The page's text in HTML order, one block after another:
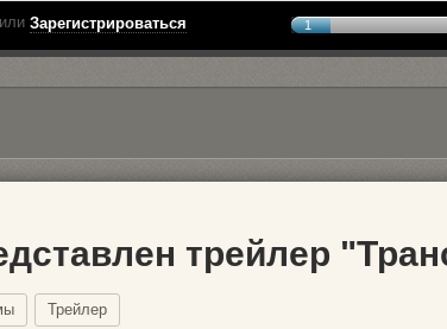
или Зарегистрироваться 1
трейлер
Трейлер